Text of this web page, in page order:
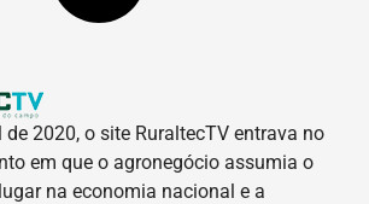
2020, o site RuraltecTV entrava no
em que o agronegócio assumia o
na economia nacional e a